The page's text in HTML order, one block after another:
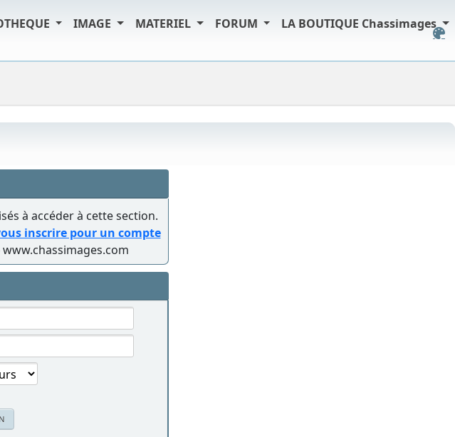
IMAGE MATERIEL FORUM LA BOUTIQUE Chassimages
à accéder à cette section.
inscrire pour un compte